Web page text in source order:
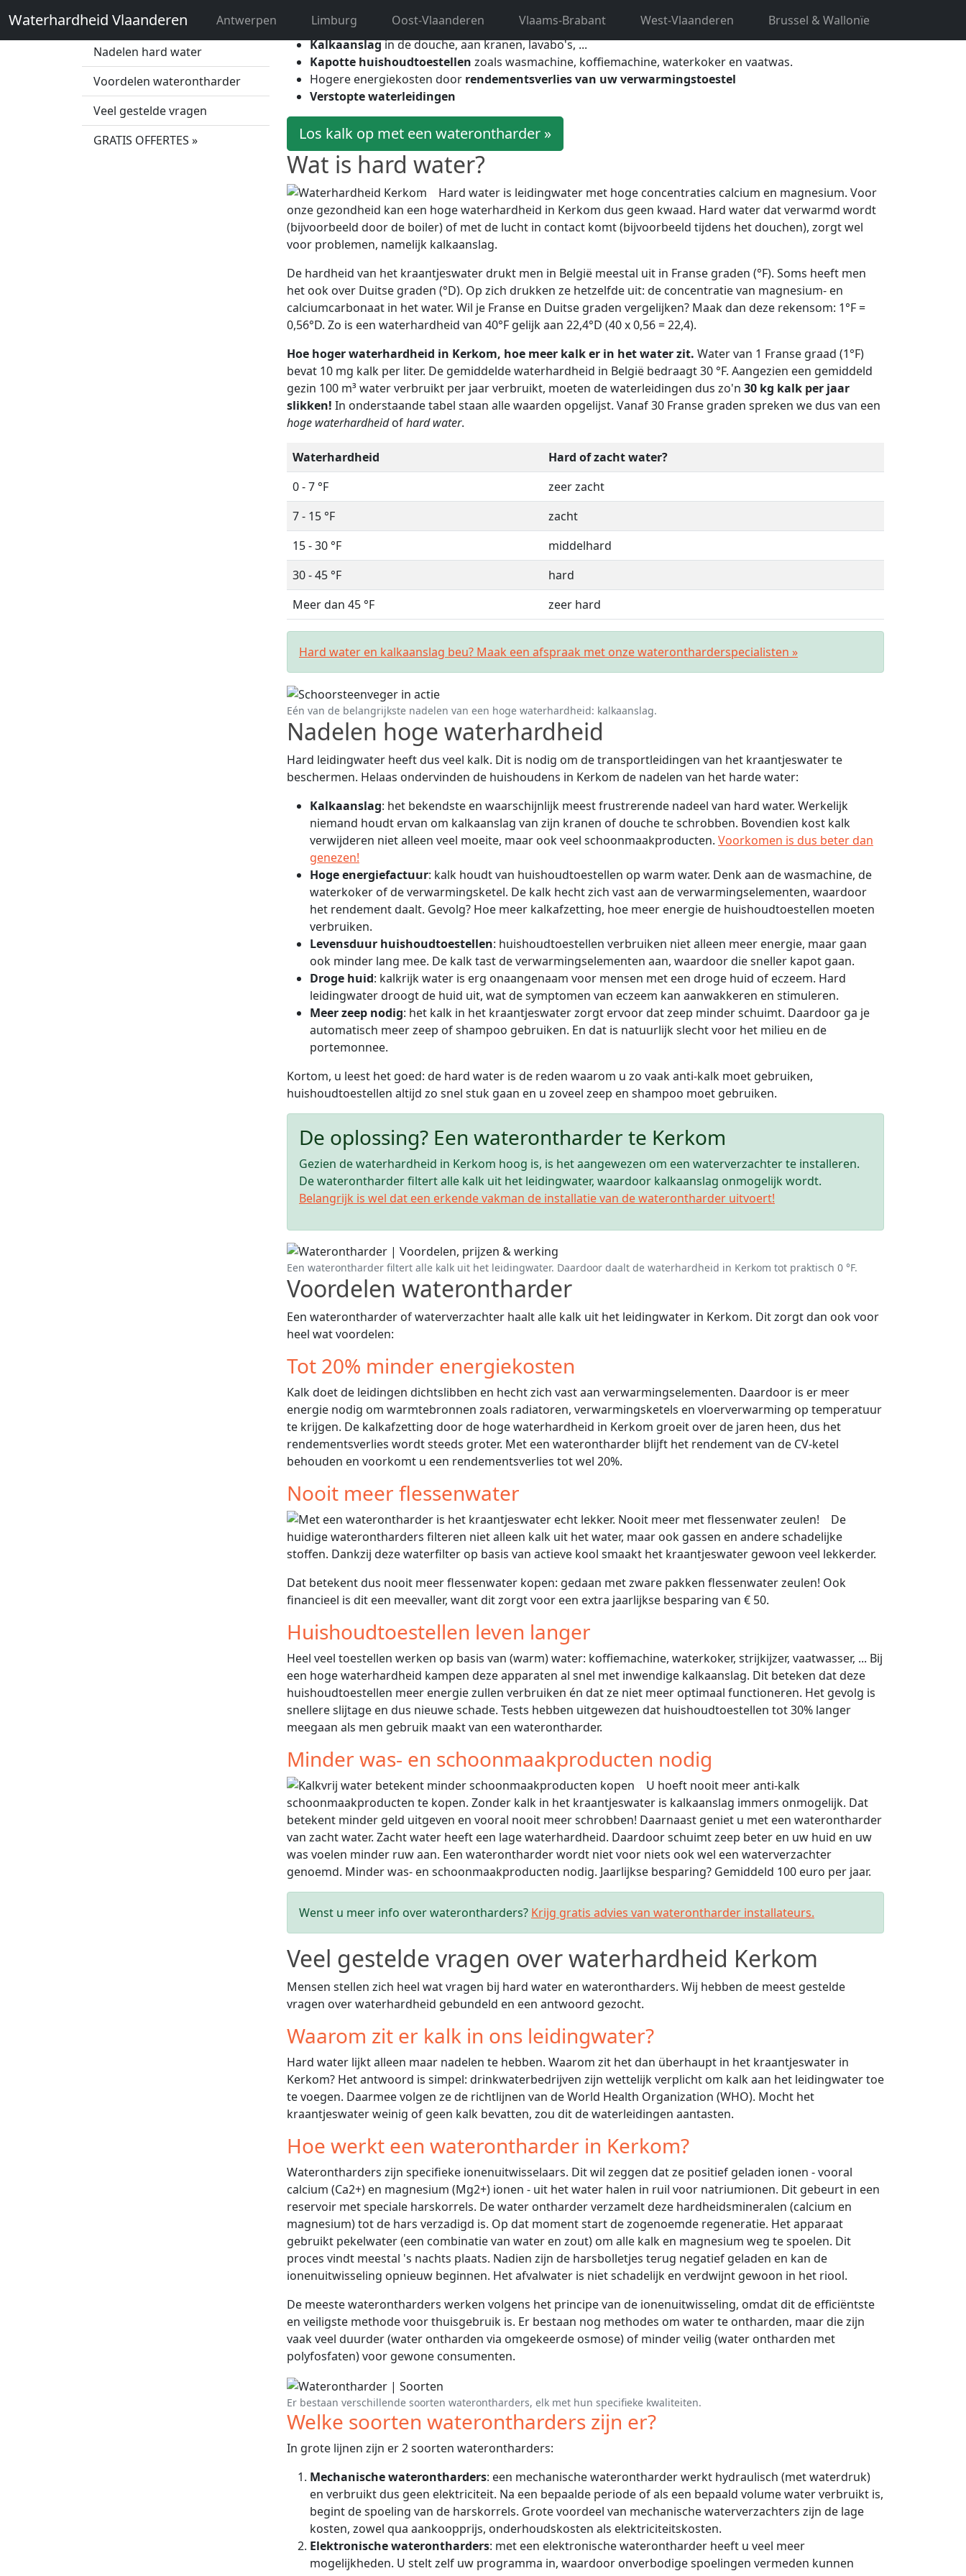
Waterhardheid Vlaanderen Antwerpen Limburg Oost-Vlaanderen Vlaams-Brabant West-Vlaanderen Brussel & Wallonïe
Wat is hard water?
Nadelen hard water
Voordelen waterontharder
Veel gestelde vragen
GRATIS OFFERTES »
dit sporen nalaten in uw huishouden. Hard water leidt namelijk tot:
Kalkaanslagin de douche, aan kranen, lavabo's, ...
Kapotte huishoudtoestellen zoals wasmachine, koffiemachine, waterkoker en vaatwas.
Hogere energiekosten door rendementsverlies van uw verwarmingstoestel
Verstopte waterleidingen
Los kalk op met een waterontharder »
Wat is hard water?
Hard water is leidingwater met hoge concentraties calcium en magnesium. Voor
onze gezondheid kan een hoge waterhardheid in Kerkom dus geen kwaad. Hard water dat verwarmd wordt
(bijvoorbeeld door de boiler) of met de lucht in contact komt (bijvoorbeeld tijdens het douchen), zorgt wel
voor problemen, namelijk kalkaanslag.
De hardheid van het kraantjeswater drukt men in België meestal uit in Franse graden (°F). Soms heeft men
het ook over Duitse graden (°D). Op zich drukken ze hetzelfde uit: de concentratie van magnesium- en
calciumcarbonaat in het water. Wil je Franse en Duitse graden vergelijken? Maak dan deze rekensom: 1°F =
0,56°D. Zo is een waterhardheid van 40°F gelijk aan 22,4°D (40 x 0,56 = 22,4).
Hoe hoger waterhardheid in Kerkom, hoe meer kalk er in het water zit. Water van 1 Franse graad (1°F)
bevat 10 mg kalk per liter. De gemiddelde waterhardheid in België bedraagt 30 °F. Aangezien een gemiddeld
gezin 100 m³ water verbruikt per jaar verbruikt, moeten de waterleidingen dus zo'n 30 kg kalk per jaar
slikken! In onderstaande tabel staan alle waarden opgelijst. Vanaf 30 Franse graden spreken we dus van een
hoge waterhardheidofhard water.
Waterhardheid
Hard of zacht water?
0 - 7 °F
zeer zacht
7 - 15 °F
zacht
15 - 30 °F
middelhard
30 - 45 °F
hard
Meer dan 45 °F
zeer hard
Hard water en kalkaanslag beu? Maak een afspraak met onze waterontharderspecialisten »
Eén van de belangrijkste nadelen van een hoge waterhardheid: kalkaanslag.
Nadelen hoge waterhardheid
Hard leidingwater heeft dus veel kalk. Dit is nodig om de transportleidingen van het kraantjeswater te
beschermen. Helaas ondervinden de huishoudens in Kerkom de nadelen van het harde water:
Kalkaanslag: het bekendste en waarschijnlijk meest frustrerende nadeel van hard water. Werkelijk
niemand houdt ervan om kalkaanslag van zijn kranen of douche te schrobben. Bovendien kost kalk
verwijderen niet alleen veel moeite, maar ook veel schoonmaakproducten. Voorkomen is dus beter dan
genezen!
Hoge energiefactuur: kalk houdt van huishoudtoestellen op warm water. Denk aan de wasmachine, de
waterkoker of de verwarmingsketel. De kalk hecht zich vast aan de verwarmingselementen, waardoor
het rendement daalt. Gevolg? Hoe meer kalkafzetting, hoe meer energie de huishoudtoestellen moeten
verbruiken.
Levensduur huishoudtoestellen: huishoudtoestellen verbruiken niet alleen meer energie, maar gaan
ook minder lang mee. De kalk tast de verwarmingselementen aan, waardoor die sneller kapot gaan.
Droge huid: kalkrijk water is erg onaangenaam voor mensen met een droge huid of eczeem. Hard
leidingwater droogt de huid uit, wat de symptomen van eczeem kan aanwakkeren en stimuleren.
Meer zeep nodig: het kalk in het kraantjeswater zorgt ervoor dat zeep minder schuimt. Daardoor ga je
automatisch meer zeep of shampoo gebruiken. En dat is natuurlijk slecht voor het milieu en de
portemonnee.
Kortom, u leest het goed: de hard water is de reden waarom u zo vaak anti-kalk moet gebruiken,
huishoudtoestellen altijd zo snel stuk gaan en u zoveel zeep en shampoo moet gebruiken.
De oplossing? Een waterontharder te Kerkom
Gezien de waterhardheid in Kerkom hoog is, is het aangewezen om een waterverzachter te installeren.
De waterontharder filtert alle kalk uit het leidingwater, waardoor kalkaanslag onmogelijk wordt.
Belangrijk is wel dat een erkende vakman de installatie van de waterontharder uitvoert!
Een waterontharder filtert alle kalk uit het leidingwater. Daardoor daalt de waterhardheid in Kerkom tot praktisch 0 °F.
Voordelen waterontharder
Een waterontharder of waterverzachter haalt alle kalk uit het leidingwater in Kerkom. Dit zorgt dan ook voor
heel wat voordelen:
Tot 20% minder energiekosten
Kalk doet de leidingen dichtslibben en hecht zich vast aan verwarmingselementen. Daardoor is er meer
energie nodig om warmtebronnen zoals radiatoren, verwarmingsketels en vloerverwarming op temperatuur
te krijgen. De kalkafzetting door de hoge waterhardheid in Kerkom groeit over de jaren heen, dus het
rendementsverlies wordt steeds groter. Met een waterontharder blijft het rendement van de CV-ketel
behouden en voorkomt u een rendementsverlies tot wel 20%.
Nooit meer flessenwater
De
huidige waterontharders filteren niet alleen kalk uit het water, maar ook gassen en andere schadelijke
stoffen. Dankzij deze waterfilter op basis van actieve kool smaakt het kraantjeswater gewoon veel lekkerder.
Dat betekent dus nooit meer flessenwater kopen: gedaan met zware pakken flessenwater zeulen! Ook
financieel is dit een meevaller, want dit zorgt voor een extra jaarlijkse besparing van € 50.
Huishoudtoestellen leven langer
Heel veel toestellen werken op basis van (warm) water: koffiemachine, waterkoker, strijkijzer, vaatwasser, ... Bij
een hoge waterhardheid kampen deze apparaten al snel met inwendige kalkaanslag. Dit beteken dat deze
huishoudtoestellen meer energie zullen verbruiken én dat ze niet meer optimaal functioneren. Het gevolg is
snellere slijtage en dus nieuwe schade. Tests hebben uitgewezen dat huishoudtoestellen tot 30% langer
meegaan als men gebruik maakt van een waterontharder.
Minder was- en schoonmaakproducten nodig
U hoeft nooit meer anti-kalk
schoonmaakproducten te kopen. Zonder kalk in het kraantjeswater is kalkaanslag immers onmogelijk. Dat
betekent minder geld uitgeven en vooral nooit meer schrobben! Daarnaast geniet u met een waterontharder
van zacht water. Zacht water heeft een lage waterhardheid. Daardoor schuimt zeep beter en uw huid en uw
was voelen minder ruw aan. Een waterontharder wordt niet voor niets ook wel een waterverzachter
genoemd. Minder was- en schoonmaakproducten nodig. Jaarlijkse besparing? Gemiddeld 100 euro per jaar.
Wenst u meer info over waterontharders? Krijg gratis advies van waterontharder installateurs.
Veel gestelde vragen over waterhardheid Kerkom
Mensen stellen zich heel wat vragen bij hard water en waterontharders. Wij hebben de meest gestelde
vragen over waterhardheid gebundeld en een antwoord gezocht.
Waarom zit er kalk in ons leidingwater?
Hard water lijkt alleen maar nadelen te hebben. Waarom zit het dan überhaupt in het kraantjeswater in
Kerkom? Het antwoord is simpel: drinkwaterbedrijven zijn wettelijk verplicht om kalk aan het leidingwater toe
te voegen. Daarmee volgen ze de richtlijnen van de World Health Organization (WHO). Mocht het
kraantjeswater weinig of geen kalk bevatten, zou dit de waterleidingen aantasten.
Hoe werkt een waterontharder in Kerkom?
Waterontharders zijn specifieke ionenuitwisselaars. Dit wil zeggen dat ze positief geladen ionen - vooral
calcium (Ca2+) en magnesium (Mg2+) ionen - uit het water halen in ruil voor natriumionen. Dit gebeurt in een
reservoir met speciale harskorrels. De water ontharder verzamelt deze hardheidsmineralen (calcium en
magnesium) tot de hars verzadigd is. Op dat moment start de zogenoemde regeneratie. Het apparaat
gebruikt pekelwater (een combinatie van water en zout) om alle kalk en magnesium weg te spoelen. Dit
proces vindt meestal 's nachts plaats. Nadien zijn de harsbolletjes terug negatief geladen en kan de
ionenuitwisseling opnieuw beginnen. Het afvalwater is niet schadelijk en verdwijnt gewoon in het riool.
De meeste waterontharders werken volgens het principe van de ionenuitwisseling, omdat dit de efficiëntste
en veiligste methode voor thuisgebruik is. Er bestaan nog methodes om water te ontharden, maar die zijn
vaak veel duurder (water ontharden via omgekeerde osmose) of minder veilig (water ontharden met
polyfosfaten) voor gewone consumenten.
Er bestaan verschillende soorten waterontharders, elk met hun specifieke kwaliteiten.
Welke soorten waterontharders zijn er?
In grote lijnen zijn er 2 soorten waterontharders:
Mechanische waterontharders: een mechanische waterontharder werkt hydraulisch (met waterdruk)
en verbruikt dus geen elektriciteit. Na een bepaalde periode of als een bepaald volume water verbruikt is,
begint de spoeling van de harskorrels. Grote voordeel van mechanische waterverzachters zijn de lage
kosten, zowel qua aankoopprijs, onderhoudskosten als elektriciteitskosten.
Elektronische waterontharders: met een elektronische waterontharder heeft u veel meer
mogelijkheden. U stelt zelf uw programma in, waardoor onverbodige spoelingen vermeden kunnen